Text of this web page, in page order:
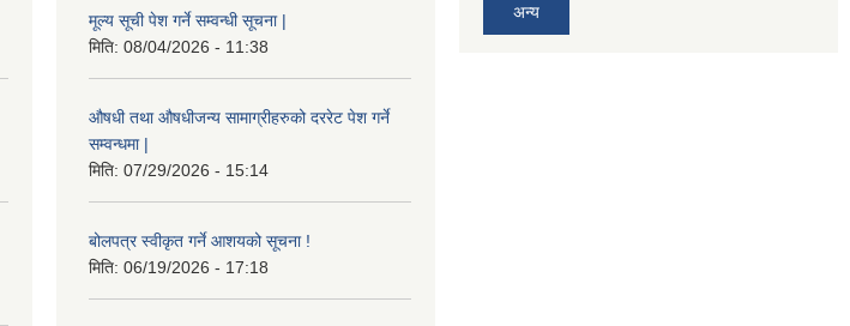
मूल्य सूची पेश गर्ने सम्वन्धी सूचना |
मिति: 08/04/2026 - 11:38
औषधी तथा औषधीजन्य सामाग्रीहरुको दररेट पेश गर्ने
सम्वन्धमा |
मिति: 07/29/2026 - 15:14
बोलपत्र स्वीकृत गर्ने आशयको सूचना !
मिति: 06/19/2026 - 17:18
अन्य